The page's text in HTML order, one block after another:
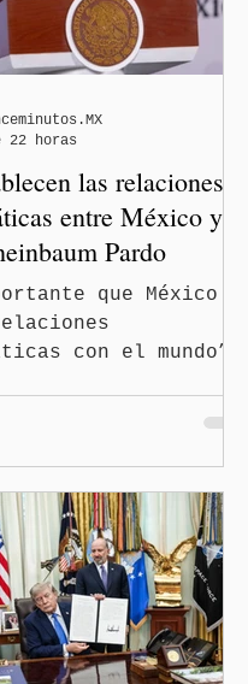
las relaciones
entre México y
Pardo
que México
con el mundo”,
Pardo anunció el
de las
diplomáticas
gobiernos de
y Perú. “Es
que más allá de
política de
—porque hay
22 horas